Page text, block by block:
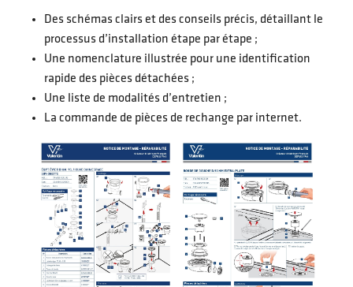
Des schémas clairs et des conseils précis, détaillant le
processus d’installation étape par étape ;
Une nomenclature illustrée pour une identification
rapide des pièces détachées ;
Une liste de modalités d’entretien ;
La commande de pièces de rechange par internet.